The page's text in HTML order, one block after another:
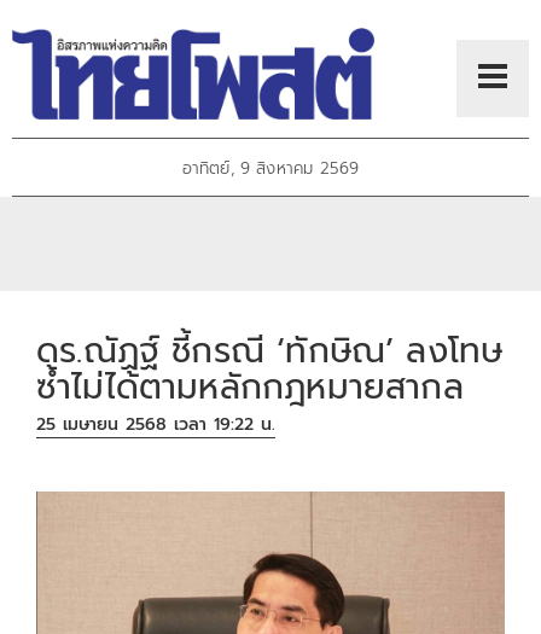
อาทิตย์, 9 สิงหาคม 2569
ดร.ณัฏฐ์ ชี้กรณี ‘ทักษิณ’ ลงโทษ
ซ้ำไม่ได้ตามหลักกฎหมายสากล
25 เมษายน 2568 เวลา 19:22 น.